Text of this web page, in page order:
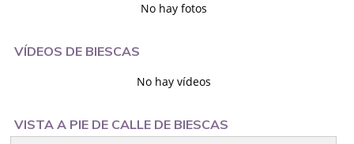
No hay fotos
VÍDEOS DE BIESCAS
No hay vídeos
VISTA A PIE DE CALLE DE BIESCAS